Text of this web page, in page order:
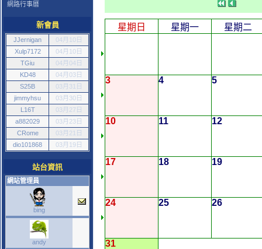
網路行事曆
新會員
JJernigan
04月10日
Xulp7172
04月10日
TGiu
04月04日
KD48
04月03日
S25B
03月31日
jimmyhsu
03月30日
L16T
03月27日
a882029
03月23日
CRome
03月21日
dio101868
03月19日
站台資訊
網站管理員
bing
andy
星期日 星期一 星期二
3 4 5
10 11 12
17 18 19
24 25 26
31